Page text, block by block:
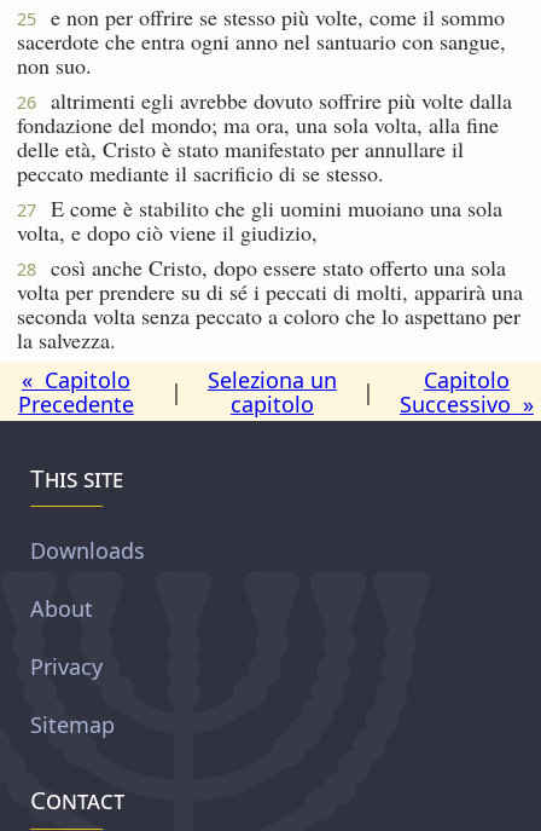
25
e non per offrire se stesso più volte, come il sommo
sacerdote che entra ogni anno nel santuario con sangue,
non suo.
26
altrimenti egli avrebbe dovuto soffrire più volte dalla
fondazione del mondo; ma ora, una sola volta, alla fine
delle età, Cristo è stato manifestato per annullare il
peccato mediante il sacrificio di se stesso.
27
E come è stabilito che gli uomini muoiano una sola
volta, e dopo ciò viene il giudizio,
28
così anche Cristo, dopo essere stato offerto una sola
volta per prendere su di sé i peccati di molti, apparirà una
seconda volta senza peccato a coloro che lo aspettano per
la salvezza.
« Capitolo
Precedente
|
Seleziona un
capitolo
|
Capitolo
Successivo »
This site
Downloads
About
Privacy
Sitemap
Contact